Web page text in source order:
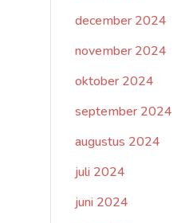
december 2024
november 2024
oktober 2024
september 2024
augustus 2024
juli 2024
juni 2024